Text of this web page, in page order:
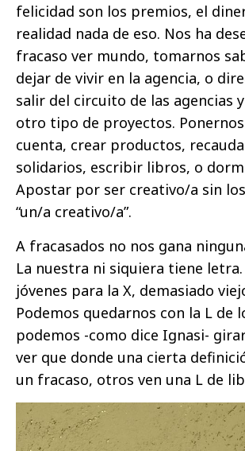
felicidad son los premios, el
realidad nada de eso. Nos ha
fracaso ver mundo, tomarnos
dejar de vivir en la agencia, o
salir del circuito de las agencias
otro tipo de proyectos.
cuenta, crear productos,
solidarios, escribir libros, o
Apostar por ser creativo/a sin
“un/a creativo/a”.
A fracasados no nos gana
La nuestra ni siquiera tiene
jóvenes para la X, demasiado
Podemos quedarnos con la L de
podemos -como dice Ignasi-
ver que donde una cierta
un fracaso, otros ven una L de